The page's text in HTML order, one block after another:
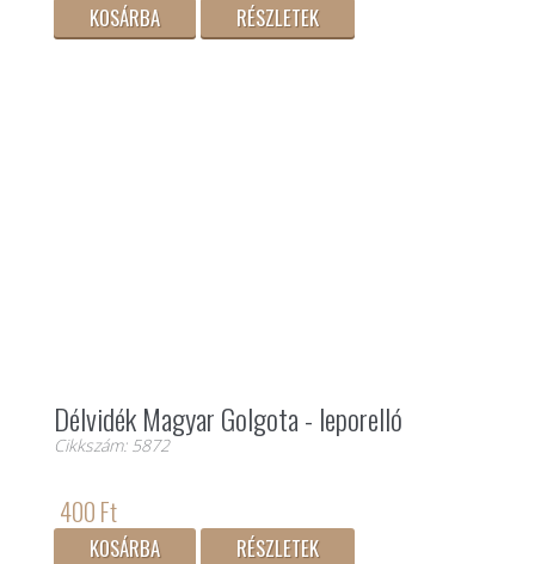
KOSÁRBA RÉSZLETEK
Délvidék Magyar Golgota - leporelló
Cikkszám: 5872
400 Ft
KOSÁRBA RÉSZLETEK